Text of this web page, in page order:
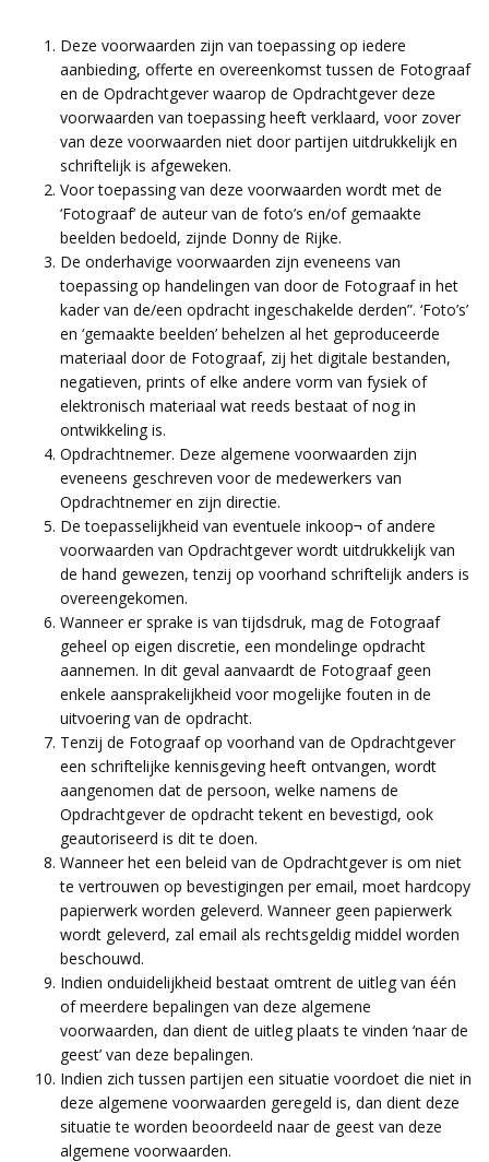
Deze voorwaarden zijn van toepassing op iedere
aanbieding, offerte en overeenkomst tussen de Fotograaf
en de Opdrachtgever waarop de Opdrachtgever deze
voorwaarden van toepassing heeft verklaard, voor zover
van deze voorwaarden niet door partijen uitdrukkelijk en
schriftelijk is afgeweken.
Voor toepassing van deze voorwaarden wordt met de
‘Fotograaf’ de auteur van de foto’s en/of gemaakte
beelden bedoeld, zijnde Donny de Rijke.
De onderhavige voorwaarden zijn eveneens van
toepassing op handelingen van door de Fotograaf in het
kader van de/een opdracht ingeschakelde derden”. ‘Foto’s’
en ‘gemaakte beelden’ behelzen al het geproduceerde
materiaal door de Fotograaf, zij het digitale bestanden,
negatieven, prints of elke andere vorm van fysiek of
elektronisch materiaal wat reeds bestaat of nog in
ontwikkeling is.
Opdrachtnemer. Deze algemene voorwaarden zijn
eveneens geschreven voor de medewerkers van
Opdrachtnemer en zijn directie.
De toepasselijkheid van eventuele inkoop¬ of andere
voorwaarden van Opdrachtgever wordt uitdrukkelijk van
de hand gewezen, tenzij op voorhand schriftelijk anders is
overeengekomen.
Wanneer er sprake is van tijdsdruk, mag de Fotograaf
geheel op eigen discretie, een mondelinge opdracht
aannemen. In dit geval aanvaardt de Fotograaf geen
enkele aansprakelijkheid voor mogelijke fouten in de
uitvoering van de opdracht.
Tenzij de Fotograaf op voorhand van de Opdrachtgever
een schriftelijke kennisgeving heeft ontvangen, wordt
aangenomen dat de persoon, welke namens de
Opdrachtgever de opdracht tekent en bevestigd, ook
geautoriseerd is dit te doen.
Wanneer het een beleid van de Opdrachtgever is om niet
te vertrouwen op bevestigingen per email, moet hardcopy
papierwerk worden geleverd. Wanneer geen papierwerk
wordt geleverd, zal email als rechtsgeldig middel worden
beschouwd.
Indien onduidelijkheid bestaat omtrent de uitleg van één
of meerdere bepalingen van deze algemene
voorwaarden, dan dient de uitleg plaats te vinden ‘naar de
geest’ van deze bepalingen.
Indien zich tussen partijen een situatie voordoet die niet in
deze algemene voorwaarden geregeld is, dan dient deze
situatie te worden beoordeeld naar de geest van deze
algemene voorwaarden.